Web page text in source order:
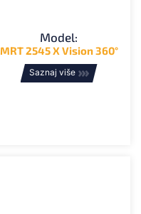
Model:
MRT 2545 X Vision 360°
Saznaj više